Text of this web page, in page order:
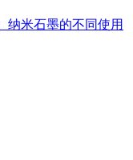
纳米石墨的不同使用